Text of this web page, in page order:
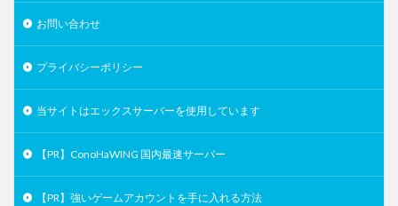
お問い合わせ
プライバシーポリシー
当サイトはエックスサーバーを使用しています
【PR】ConoHaWING 国内最速サーバー
【PR】強いゲームアカウントを手に入れる方法